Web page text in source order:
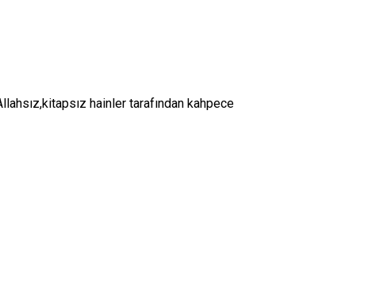
hainler tarafından kahpece